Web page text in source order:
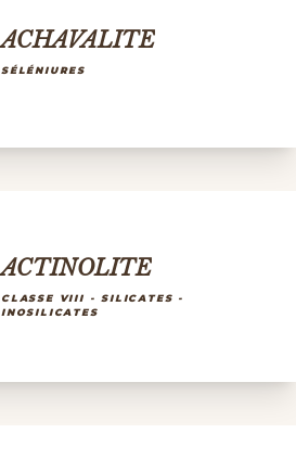
ACHAVALITE
SÉLÉNIURES
ACTINOLITE
CLASSE VIII - SILICATES -
INOSILICATES